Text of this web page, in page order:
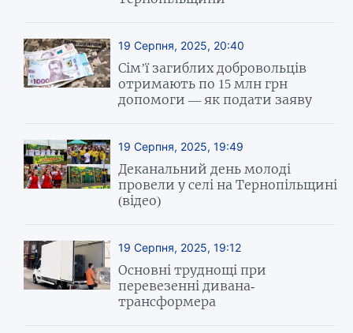
19 Серпня, 2025, 20:40
Сім’ї загиблих добровольців
отримають по 15 млн грн
допомоги — як подати заяву
19 Серпня, 2025, 19:49
Деканальний день молоді
провели у селі на Тернопільщині
(відео)
19 Серпня, 2025, 19:12
Основні труднощі при
перевезенні дивана-
трансформера